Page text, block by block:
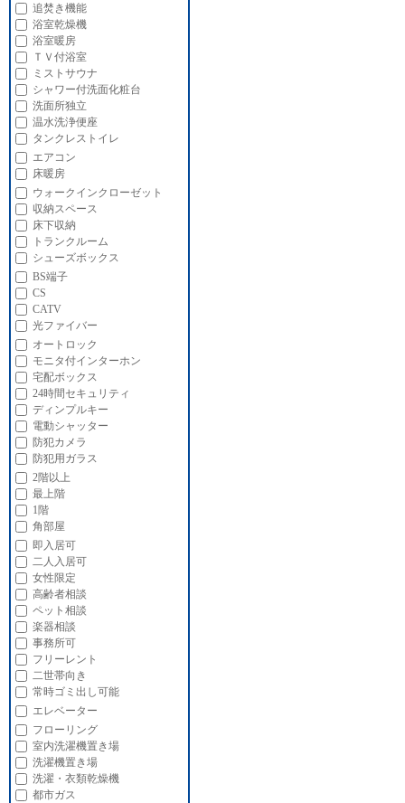
追焚き機能
浴室乾燥機
浴室暖房
ＴＶ付浴室
ミストサウナ
シャワー付洗面化粧台
洗面所独立
温水洗浄便座
タンクレストイレ
エアコン
床暖房
ウォークインクローゼット
収納スペース
床下収納
トランクルーム
シューズボックス
BS端子
CS
CATV
光ファイバー
オートロック
モニタ付インターホン
宅配ボックス
24時間セキュリティ
ディンプルキー
電動シャッター
防犯カメラ
防犯用ガラス
2階以上
最上階
1階
角部屋
即入居可
二人入居可
女性限定
高齢者相談
ペット相談
楽器相談
事務所可
フリーレント
二世帯向き
常時ゴミ出し可能
エレベーター
フローリング
室内洗濯機置き場
洗濯機置き場
洗濯・衣類乾燥機
都市ガス